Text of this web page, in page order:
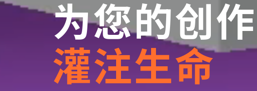
为您的创作
灌注生命